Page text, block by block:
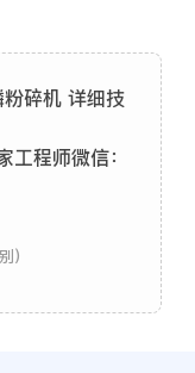
碎机 详细技
程师微信：
)